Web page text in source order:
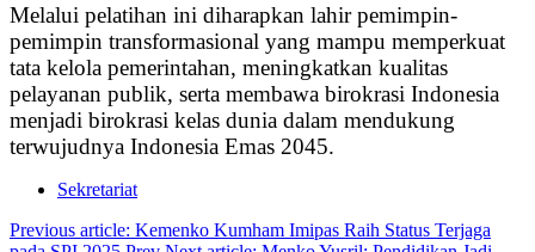
Melalui pelatihan ini diharapkan lahir pemimpin-
pemimpin transformasional yang mampu memperkuat
tata kelola pemerintahan, meningkatkan kualitas
pelayanan publik, serta membawa birokrasi Indonesia
menjadi birokrasi kelas dunia dalam mendukung
terwujudnya Indonesia Emas 2045.
Sekretariat
Previous article: Kemenko Kumham Imipas Raih Status Terjaga